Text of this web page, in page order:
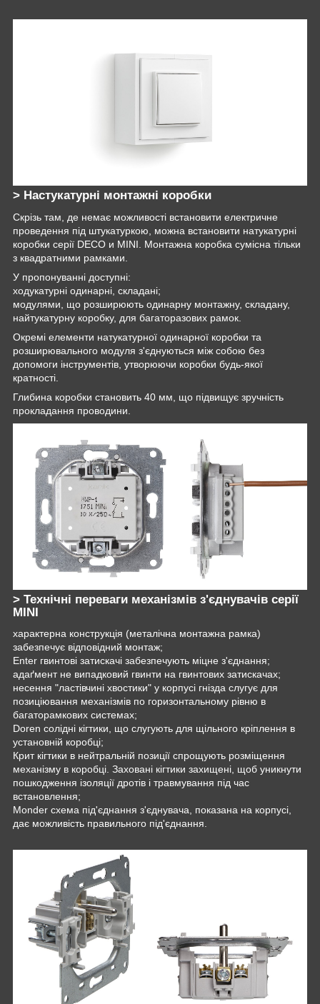
> Настукатурні монтажні коробки
Скрізь там, де немає можливості встановити електричне
проведення під штукатуркою, можна встановити натукатурні
коробки серії DECO и MINI. Монтажна коробка сумісна тільки
з квадратними рамками.
У пропонуванні доступні:
ходукатурні одинарні, складані;
модулями, що розширюють одинарну монтажну, складану,
найтукатурну коробку, для багаторазових рамок.
Окремі елементи натукатурної одинарної коробки та
розширювального модуля з'єднуються між собою без
допомоги інструментів, утворюючи коробки будь-якої
кратності.
Глибина коробки становить 40 мм, що підвищує зручність
прокладання проводини.
> Технічні переваги механізмів з'єднувачів серії
MINI
характерна конструкція (металічна монтажна рамка)
забезпечує відповідний монтаж;
Enter гвинтові затискачі забезпечують міцне з'єднання;
адаґмент не випадковий гвинти на гвинтових затискачах;
несення "ластівчині хвостики" у корпусі гнізда слугує для
позиціювання механізмів по горизонтальному рівню в
багаторамкових системах;
Doren солідні кігтики, що слугують для щільного кріплення в
установній коробці;
Крит кігтики в нейтральній позиції спрощують розміщення
механізму в коробці. Заховані кігтики захищені, щоб уникнути
пошкодження ізоляції дротів і травмування під час
встановлення;
Monder схема під'єднання з'єднувача, показана на корпусі,
дає можливість правильного під'єднання.